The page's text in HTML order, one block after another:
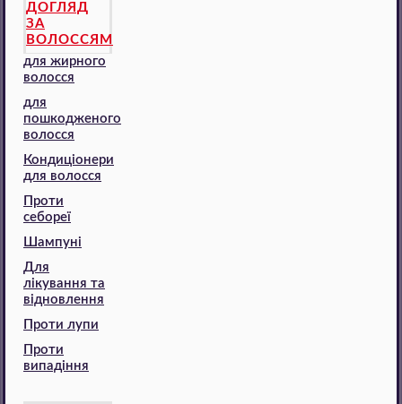
ДОГЛЯД
ЗА
ВОЛОССЯМ
для жирного
волосся
для
пошкодженого
волосся
Кондиціонери
для волосся
Проти
себореї
Шампуні
Для
лікування та
відновлення
Проти лупи
Проти
випадіння